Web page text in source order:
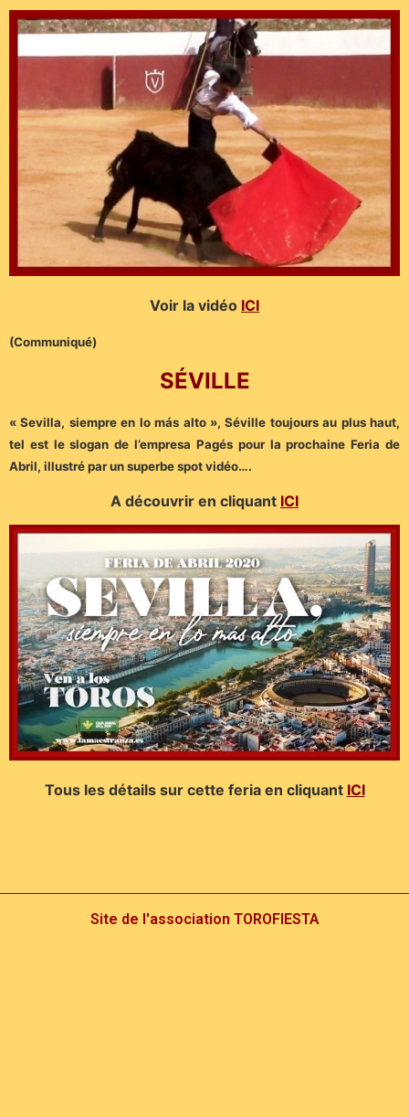
Voir la vidéo ICI
(Communiqué)
SÉVILLE
« Sevilla, siempre en lo más alto », Séville toujours au plus haut,
tel est le slogan de l’empresa Pagés pour la prochaine Feria de
Abril, illustré par un superbe spot vidéo….
A découvrir en cliquant ICI
Tous les détails sur cette feria en cliquant ICI
Site de l'association TOROFIESTA